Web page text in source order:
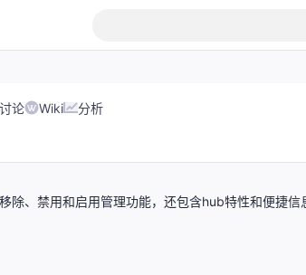
论 Wiki 分析
、禁用和启用管理功能，还包含hub特性和便捷信